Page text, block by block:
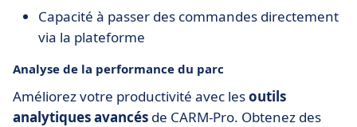
Capacité à passer des commandes directement
via la plateforme
Analyse de la performance du parc
Améliorez votre productivité avec lesoutils
analytiques avancés de CARM-Pro. Obtenez des